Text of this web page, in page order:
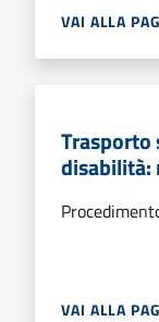
VAI ALLA
Trasporto
disabilità:
VAI ALLA